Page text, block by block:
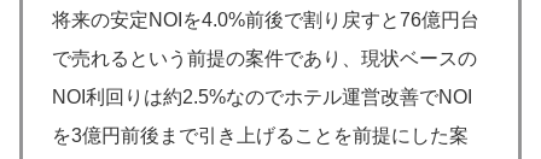
将来の安定NOIを4.0%前後で割り戻すと76億円台
で売れるという前提の案件であり、現状ベースの
NOI利回りは約2.5%なのでホテル運営改善でNOI
を3億円前後まで引き上げることを前提にした案